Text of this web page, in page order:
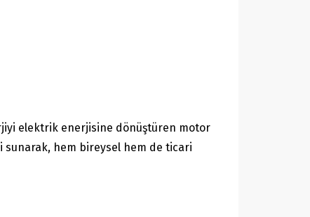
elektrik enerjisine dönüştüren motor
sunarak, hem bireysel hem de ticari